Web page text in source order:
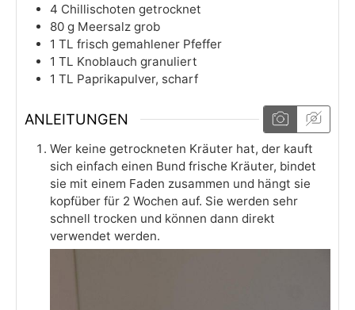
4 Chillischoten getrocknet
80 g Meersalz grob
1 TL frisch gemahlener Pfeffer
1 TL Knoblauch granuliert
1 TL Paprikapulver, scharf
ANLEITUNGEN
Wer keine getrockneten Kräuter hat, der kauft
sich einfach einen Bund frische Kräuter, bindet
sie mit einem Faden zusammen und hängt sie
kopfüber für 2 Wochen auf. Sie werden sehr
schnell trocken und können dann direkt
verwendet werden.